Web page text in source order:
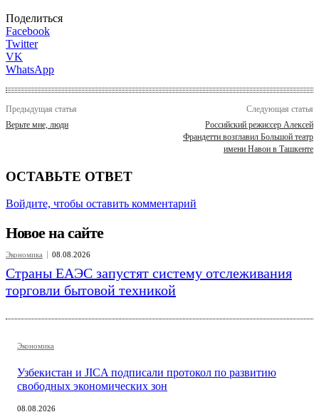
Поделиться
Facebook
Twitter
VK
WhatsApp
Предыдущая статья
Верьте мне, люди
Следующая статья
Российский режиссер Алексей
Франдетти возглавил Большой театр
имени Навои в Ташкенте
ОСТАВЬТЕ ОТВЕТ
Войдите, чтобы оставить комментарий
Новое на сайте
Экономика 08.08.2026
Страны ЕАЭС запустят систему отслеживания
торговли бытовой техникой
Экономика
Узбекистан и JICA подписали протокол по развитию
свободных экономических зон
08.08.2026